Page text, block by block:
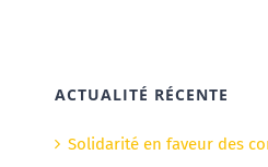
ACTUALITÉ RÉCENTE
Solidarité en faveur des